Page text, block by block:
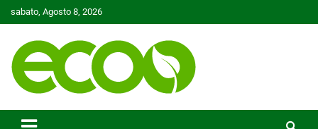
to
sabato, Agosto 8, 2026
Ecoo.it